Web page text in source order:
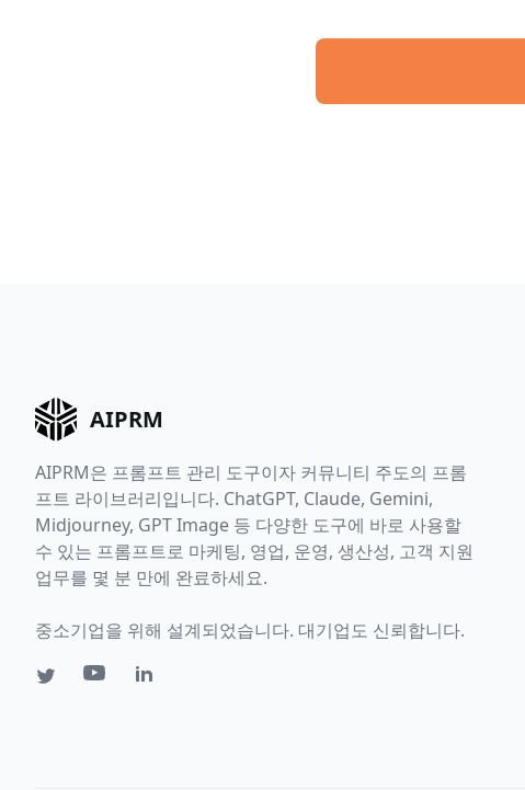
AIPRM
AIPRM은 프롬프트 관리 도구이자 커뮤니티 주도의 프롬
프트 라이브러리입니다. ChatGPT, Claude, Gemini,
Midjourney, GPT Image 등 다양한 도구에 바로 사용할
수 있는 프롬프트로 마케팅, 영업, 운영, 생산성, 고객 지원
업무를 몇 분 만에 완료하세요.
중소기업을 위해 설계되었습니다. 대기업도 신뢰합니다.